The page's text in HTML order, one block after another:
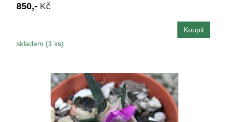
850,- Kč
skladem (1 ks)